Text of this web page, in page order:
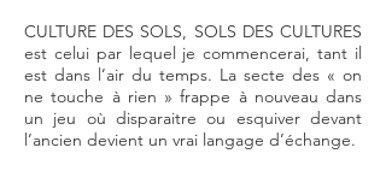
CULTURE DES SOLS, SOLS DES CULTURES
est celui par lequel je commencerai, tant il
est dans l’air du temps. La secte des « on
ne touche à rien » frappe à nouveau dans
un jeu où disparaitre ou esquiver devant
l’ancien devient un vrai langage d’échange.